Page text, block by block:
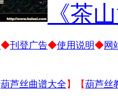
《茶
◆刊登广告◆使用说明◆网
葫芦丝曲谱大全 】【葫芦丝